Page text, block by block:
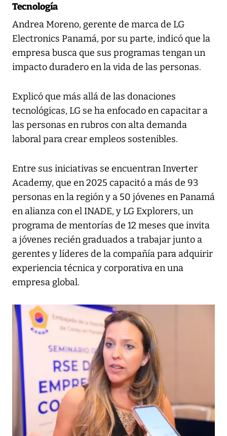
Tecnología
Andrea Moreno, gerente de marca de LG
Electronics Panamá, por su parte, indicó que la
empresa busca que sus programas tengan un
impacto duradero en la vida de las personas.
Explicó que más allá de las donaciones
tecnológicas, LG se ha enfocado en capacitar a
las personas en rubros con alta demanda
laboral para crear empleos sostenibles.
Entre sus iniciativas se encuentran Inverter
Academy, que en 2025 capacitó a más de 93
personas en la región y a 50 jóvenes en Panamá
en alianza con el INADE, y LG Explorers, un
programa de mentorías de 12 meses que invita
a jóvenes recién graduados a trabajar junto a
gerentes y líderes de la compañía para adquirir
experiencia técnica y corporativa en una
empresa global.